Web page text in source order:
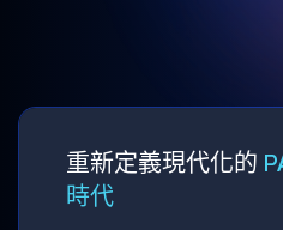
重新定義現代化的
時代